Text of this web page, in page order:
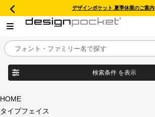
デザインポケット 夏季休業のご案内
目的別フォントガイド
特集
検索条件 を表示
HOME
タイプフェイス